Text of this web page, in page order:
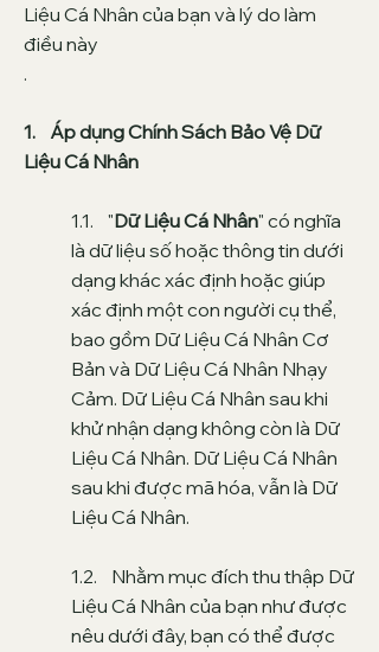
Liệu Cá Nhân của bạn và lý do làm
điều này
.
1. Áp dụng Chính Sách Bảo Vệ Dữ
Liệu Cá Nhân
1.1. "Dữ Liệu Cá Nhân" có nghĩa
là dữ liệu số hoặc thông tin dưới
dạng khác xác định hoặc giúp
xác định một con người cụ thể,
bao gồm Dữ Liệu Cá Nhân Cơ
Bản và Dữ Liệu Cá Nhân Nhạy
Cảm. Dữ Liệu Cá Nhân sau khi
khử nhận dạng không còn là Dữ
Liệu Cá Nhân. Dữ Liệu Cá Nhân
sau khi được mã hóa, vẫn là Dữ
Liệu Cá Nhân.
1.2. Nhằm mục đích thu thập Dữ
Liệu Cá Nhân của bạn như được
nêu dưới đây, bạn có thể được